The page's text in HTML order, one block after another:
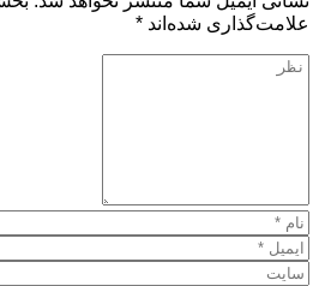
علامت‌گذاری شده‌اند *